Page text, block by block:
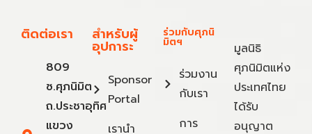
ติดต่อเรา
809
ซ.ศุภนิมิต
ถ.ประชาอุทิศ
แขวง
สำหรับผู้
อุปการะ
Sponsor
Portal
เรานำ
ร่วมกับศุภนิ
มิตฯ
ร่วมงาน
กับเรา
การ
มูลนิธิ
ศุภนิมิตแห่ง
ประเทศไทย
ได้รับ
อนุญาต